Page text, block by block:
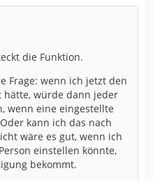
die Funktion.
Frage: wenn ich jetzt den
würde dann jeder
wenn eine eingestellte
kann ich das nach
wäre es gut, wenn ich
einstellen könnte,
bekommt.